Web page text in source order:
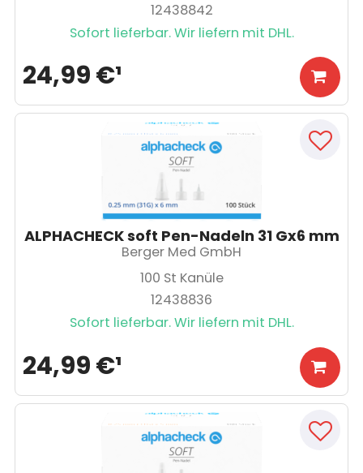
12438842
Sofort lieferbar. Wir liefern mit DHL.
24,99 €¹
ALPHACHECK soft Pen-Nadeln 31 Gx6 mm
Berger Med GmbH
100 St Kanüle
12438836
Sofort lieferbar. Wir liefern mit DHL.
24,99 €¹